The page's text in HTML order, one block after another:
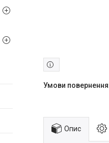
Опис